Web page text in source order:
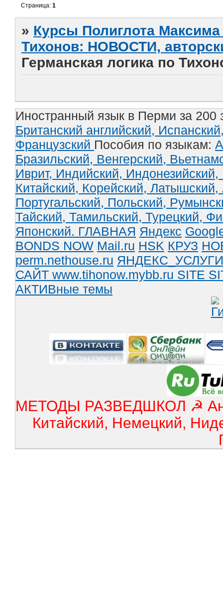
Страница:1
» Курсы Полиглота
Тихонов: НОВОСТИ,
Германская логика по
Иностранный язык в Перми за 200
Британский английский,
Французский Пособия по языкам:
Бразильский, Венгерский,
Иврит, Индийский, Индонезийский,
Китайский, Корейский, Латышский,
Португальский, Польский,
Тайский, Тамильский, Турецкий,
Японский. ГЛАВНАЯ Яндекс
BONDS NOW Mail.ru HSK КРУЗ
perm.nethouse.ru ЯНДЕКС_УСЛУГИ
САЙТ www.tihonow.mybb.ru SITE
АКТИВные темы
МЕТОДЫ РАЗВЕДШКОЛ ☭
Китайский, Немецкий,